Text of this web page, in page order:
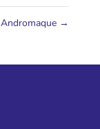
Andromaque →